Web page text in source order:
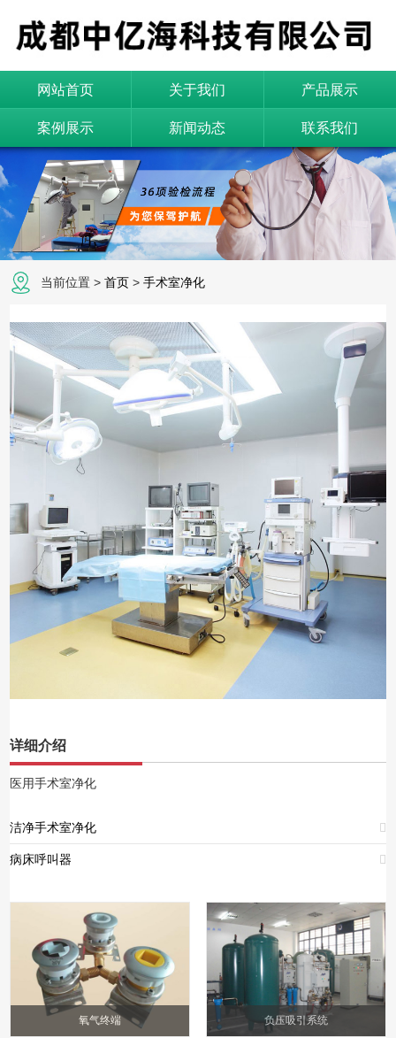
网站首页 关于我们 产品展示
案例展示 新闻动态 联系我们
当前位置 >首页 >手术室净化
详细介绍
医用手术室净化
洁净手术室净化 
病床呼叫器 
氧气终端 负压吸引系统